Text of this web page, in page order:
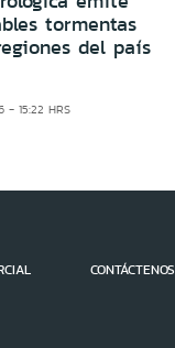
tormentas
del país
15:22 HRS
CONTÁCTENOS